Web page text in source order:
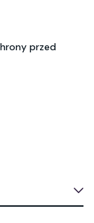
przed